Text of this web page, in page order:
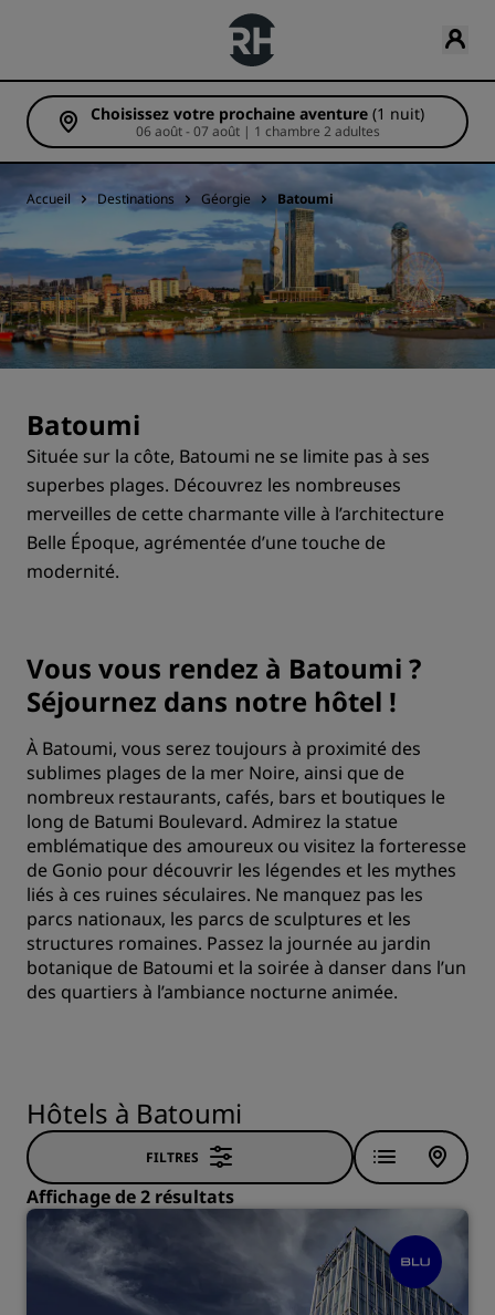
Choisissez votre prochaine aventure (1 nuit)
06 août - 07 août | 1 chambre 2 adultes
Accueil Destinations Géorgie Batoumi
Batoumi
Située sur la côte, Batoumi ne se limite pas à ses
superbes plages. Découvrez les nombreuses
merveilles de cette charmante ville à l’architecture
Belle Époque, agrémentée d’une touche de
modernité.
Vous vous rendez à Batoumi ?
Séjournez dans notre hôtel !
À Batoumi, vous serez toujours à proximité des
sublimes plages de la mer Noire, ainsi que de
nombreux restaurants, cafés, bars et boutiques le
long de Batumi Boulevard. Admirez la statue
emblématique des amoureux ou visitez la forteresse
de Gonio pour découvrir les légendes et les mythes
liés à ces ruines séculaires. Ne manquez pas les
parcs nationaux, les parcs de sculptures et les
structures romaines. Passez la journée au jardin
botanique de Batoumi et la soirée à danser dans l’un
des quartiers à l’ambiance nocturne animée.
Hôtels à Batoumi
FILTRES
Affichage de 2 résultats